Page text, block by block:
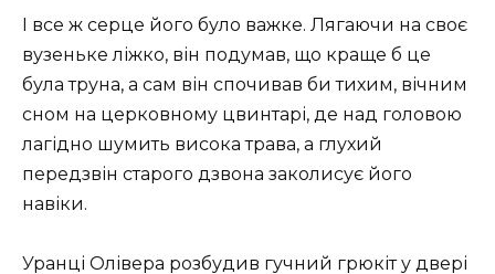
І все ж серце його було важке. Лягаючи на своє
вузеньке ліжко, він подумав, що краще б це
була труна, а сам він спочивав би тихим, вічним
сном на церковному цвинтарі, де над головою
лагідно шумить висока трава, а глухий
передзвін старого дзвона заколисує його
навіки.
Уранці Олівера розбудив гучний грюкіт у двері